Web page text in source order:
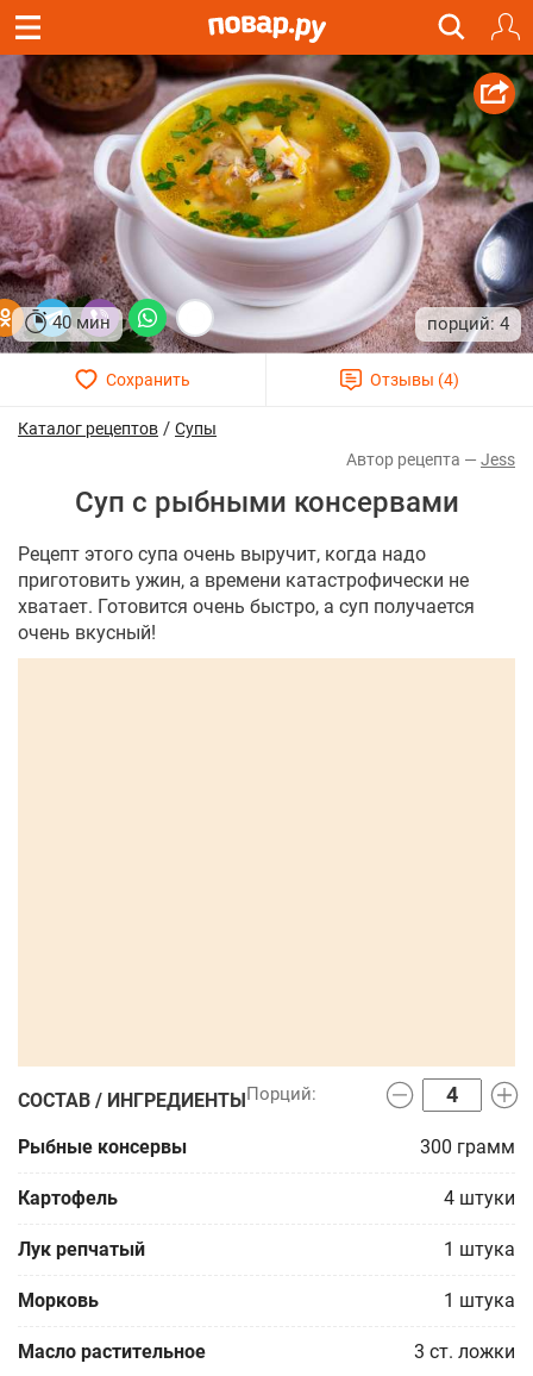
40 мин 4
Каталог рецептов / Супы
Jess
Суп с рыбными консервами
Рецепт этого супа очень выручит, когда надо
приготовить ужин, а времени катастрофически не
хватает. Готовится очень быстро, а суп получается
очень вкусный!
СОСТАВ / ИНГРЕДИЕНТЫ
Рыбные консервы 300 грамм
Картофель 4 штуки
Лук репчатый 1 штука
Морковь 1 штука
Масло растительное 3 ст. ложки